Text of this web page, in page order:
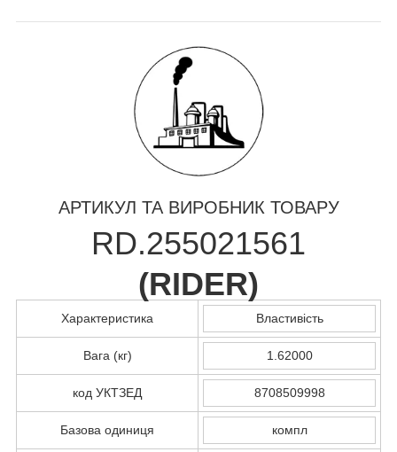
АРТИКУЛ ТА ВИРОБНИК ТОВАРУ
RD.255021561
(RIDER)
Характеристика Властивість
Вага (кг) 1.62000
код УКТЗЕД 8708509998
Базова одиниця компл